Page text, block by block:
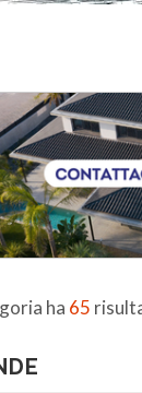
ha 65